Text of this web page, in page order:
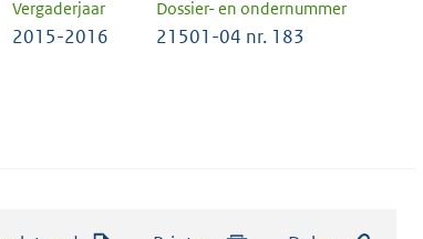
Vergaderjaar Dossier- en ondernummer
2015-2016 21501-04 nr. 183